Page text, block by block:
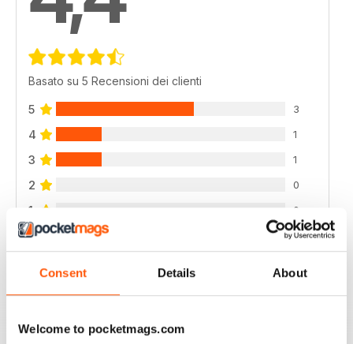
Consent Details About
Welcome to pocketmags.com
Basato su 5 Recensioni dei clienti
5 3
4 1
3 1
2 0
1 0
VISUALIZZA LE RECENSIONI